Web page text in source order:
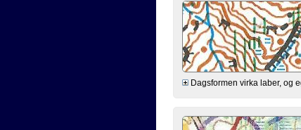
Dagsformen virka laber, og